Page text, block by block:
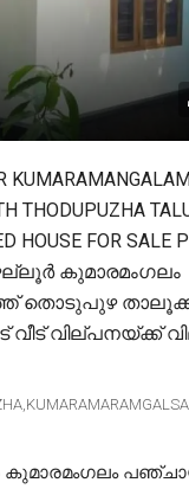
THODUPUZHA
HOUSE FOR SALE
കുമാരമംഗലം
തൊടുപുഴ താലൂക്ക്
വില്പനയ്ക്ക്